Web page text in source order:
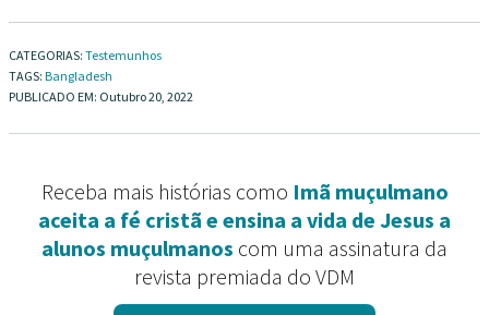
CATEGORIAS: Testemunhos
TAGS: Bangladesh
PUBLICADO EM: Outubro 20, 2022
Receba mais histórias como Imã muçulmano
aceita a fé cristã e ensina a vida de Jesus a
alunos muçulmanos com uma assinatura da
revista premiada do VDM